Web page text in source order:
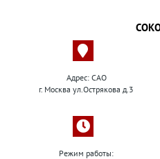
Адрес: САО
г. Москва ул.Острякова д.3
Режим работы: